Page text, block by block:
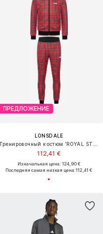
ПРЕДЛОЖЕНИЕ
LONSDALE
112,41 €
Изначальная цена: 124,90 €
Последняя самая низкая цена:112,41 €